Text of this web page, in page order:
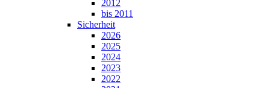
2012
bis 2011
Sicherheit
2026
2025
2024
2023
2022